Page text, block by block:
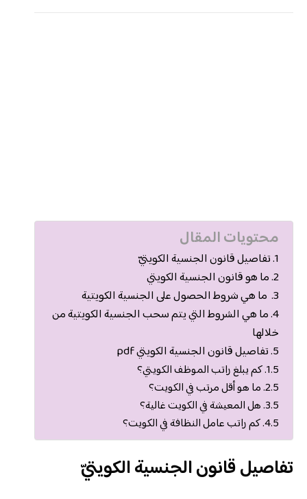
محتويات المقال
تفاصيل قانون الجنسية الكويتيّ
ما هو قانون الجنسية الكويتي
ما هي شروط الحصول على الجنسية الكويتية
ما هي الشروط التي يتم سحب الجنسية الكويتية من
خلالها
تفاصيل قانون الجنسية الكويتي pdf
كم يبلغ راتب الموظف الكويتي؟
ما هو أقل مرتب في الكويت؟
هل المعيشة في الكويت غالية؟
كم راتب عامل النظافة في الكويت؟
تفاصيل قانون الجنسية الكويتيّ